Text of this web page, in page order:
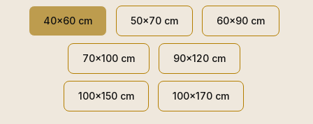
40x60 cm 50x70 cm 60x90 cm
70x100 cm 90x120 cm
100x150 cm 100x170 cm